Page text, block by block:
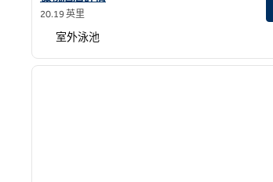
20.19 英里
室外泳池
第 1 頁，共 12 頁